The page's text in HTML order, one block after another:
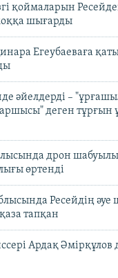
қоймаларын
шығарды
Егеубаеваға
әйелдерді –
деген тұрғын
дрон
өртенді
Ресейдің
тапқан
Ардақ Әмірқұлов